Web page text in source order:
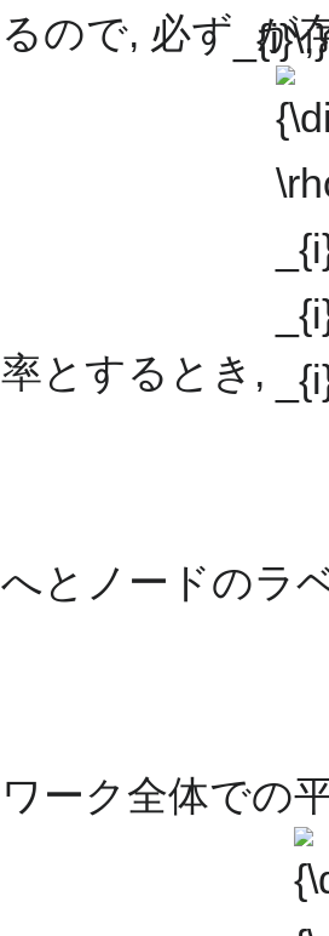
るので, 必ず が
率とするとき,
\rho
へとノードのラ
ワーク全体での